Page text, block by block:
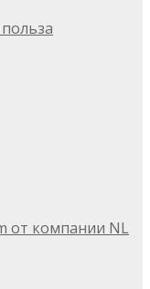
от компании NL